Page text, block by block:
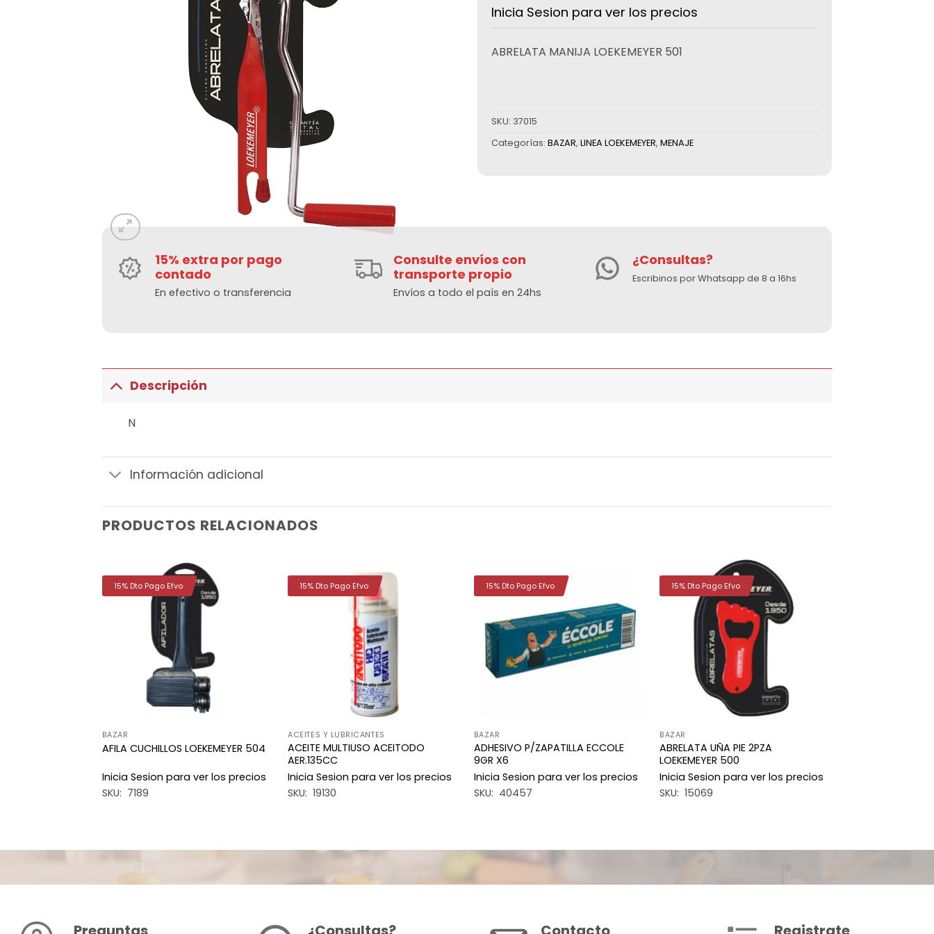
Inicia Sesion para ver los precios
ABRELATA MANIJA LOEKEMEYER 501
SKU: 37015
Categorías: BAZAR, LINEA LOEKEMEYER, MENAJE
15% extra por pago
contado
En efectivo o transferencia
Consulte envíos con
transporte propio
Envíos a todo el país en 24hs
¿Consultas?
Escribinos por Whatsapp de 8 a 16hs
Descripción
N
Información adicional
PRODUCTOS RELACIONADOS
BAZAR
AFILA CUCHILLOS LOEKEMEYER 504
Inicia Sesion para ver los precios
SKU: 7189
15% Dto Pago Efvo
ACEITES Y LUBRICANTES
ACEITE MULTIUSO ACEITODO
AER.135CC
Inicia Sesion para ver los precios
SKU: 19130
15% Dto Pago Efvo
lista de
deseos
BAZAR
ADHESIVO P/ZAPATILLA ECCOLE
9GR X6
Inicia Sesion para ver los precios
SKU: 40457
15% Dto Pago Efvo
lista de
deseos
BAZAR
ABRELATA UÑA PIE 2PZA
LOEKEMEYER 500
Inicia Sesion para ver los precios
SKU: 15069
15% Dto Pago Efvo